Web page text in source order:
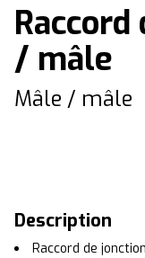
/ mâle
Mâle / mâle
Description
Raccord de